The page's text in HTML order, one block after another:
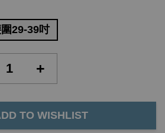
29-39吋
+
TO WISHLIST